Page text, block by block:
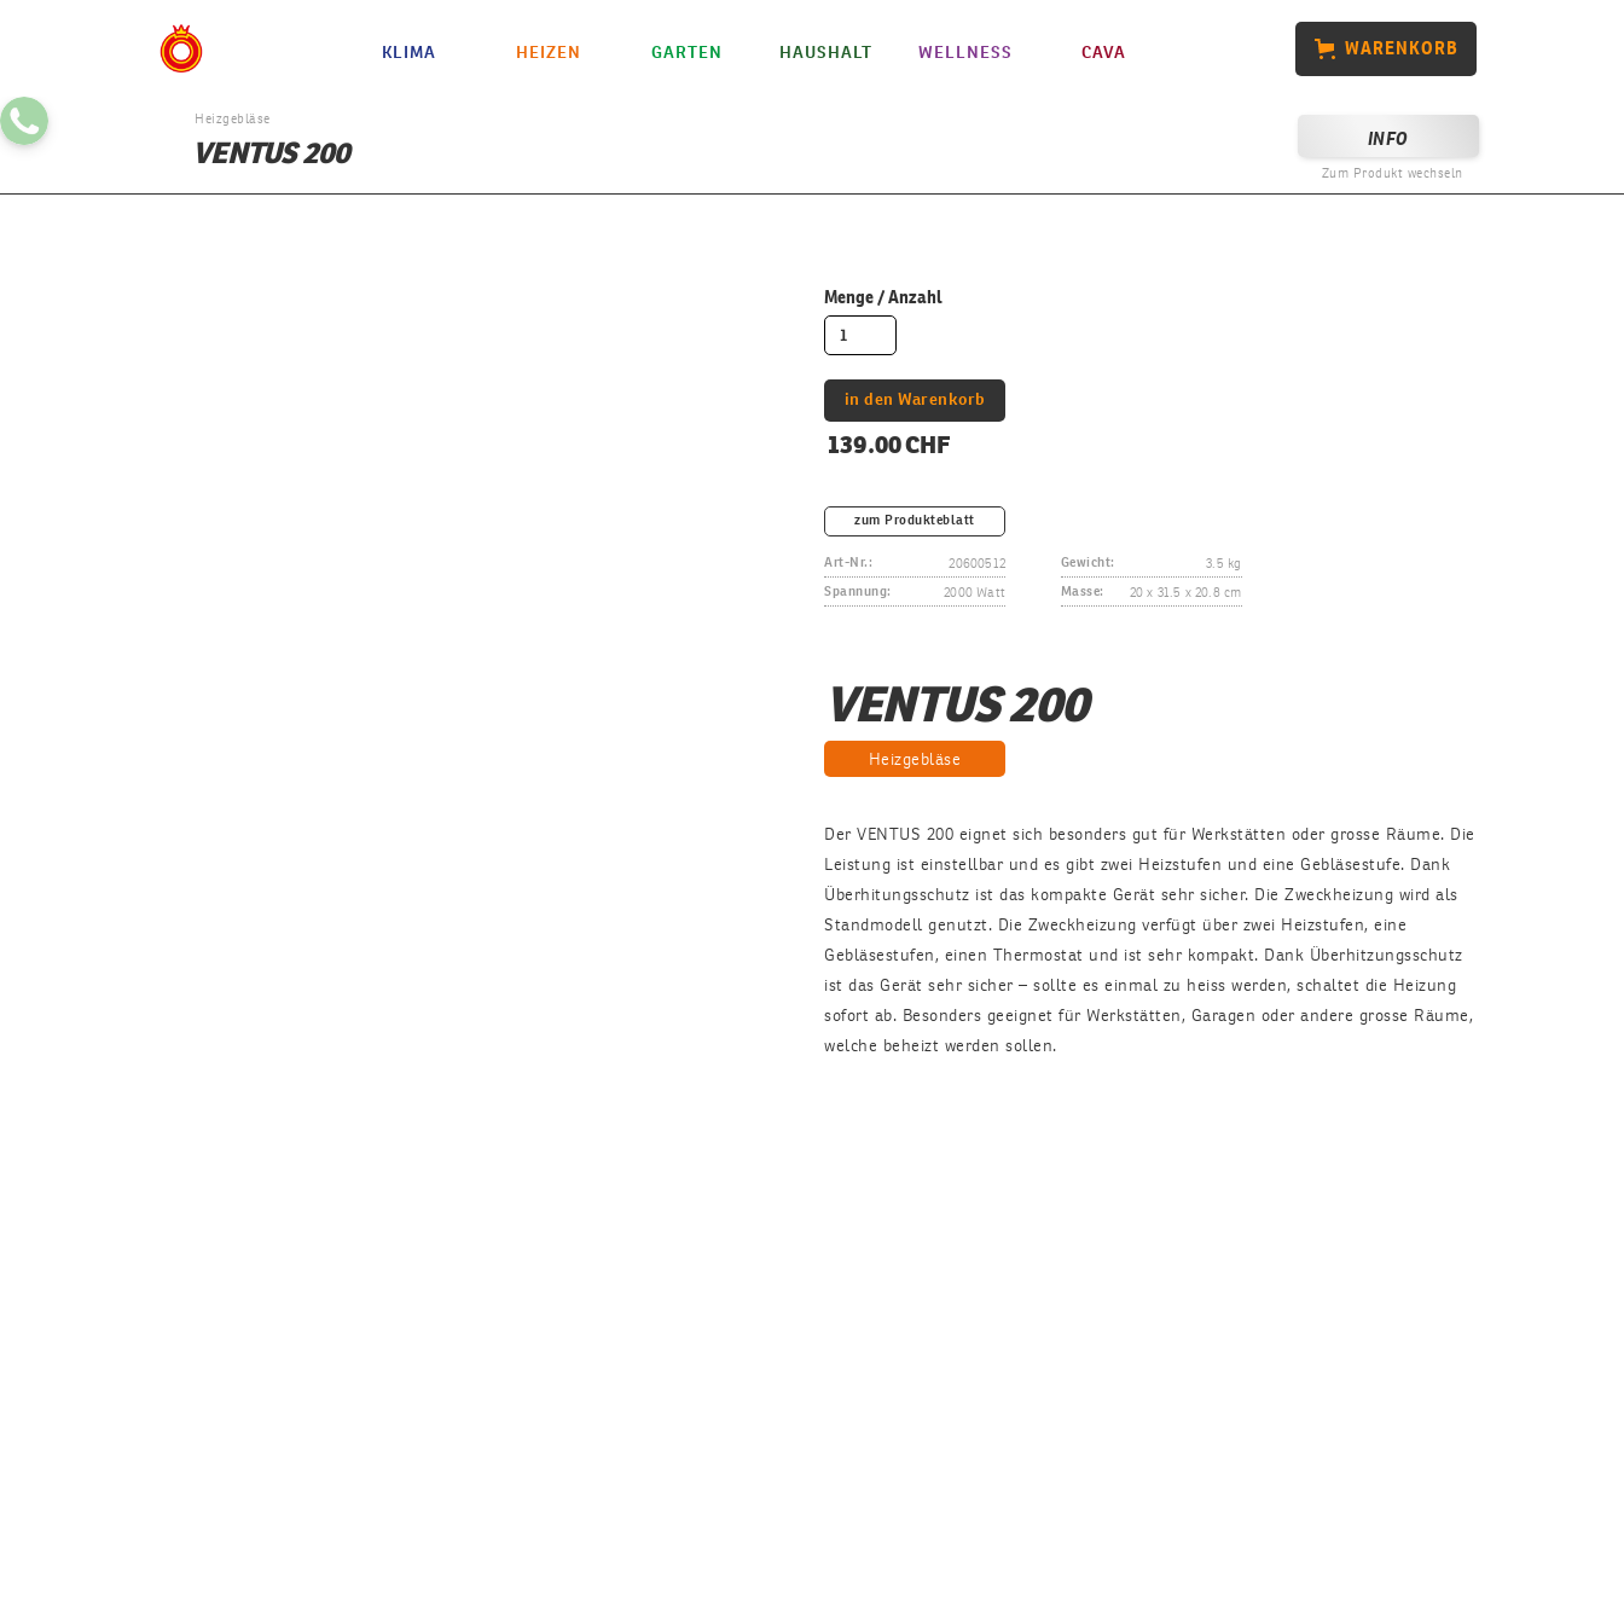
KLIMA HEIZEN GARTEN HAUSHALT WELLNESS CAVA WARENKORB
Heizgebläse
VENTUS 200 INFO
Zum Produkt wechseln
Menge / Anzahl
139.00 CHF
zum Produkteblatt
Art-Nr.: 20600512
Spannung: 2000 Watt Masse: 20 x 31.5 x 20.8 cm
Gewicht: 3.5 kg
VENTUS 200
Heizgebläse
Der VENTUS 200 eignet sich besonders gut für Werkstätten oder grosse Räume. Die
Leistung ist einstellbar und es gibt zwei Heizstufen und eine Gebläsestufe. Dank
Überhitungsschutz ist das kompakte Gerät sehr sicher. Die Zweckheizung wird als
Standmodell genutzt. Die Zweckheizung verfügt über zwei Heizstufen, eine
Gebläsestufen, einen Thermostat und ist sehr kompakt. Dank Überhitzungsschutz
ist das Gerät sehr sicher – sollte es einmal zu heiss werden, schaltet die Heizung
sofort ab. Besonders geeignet für Werkstätten, Garagen oder andere grosse Räume,
welche beheizt werden sollen.